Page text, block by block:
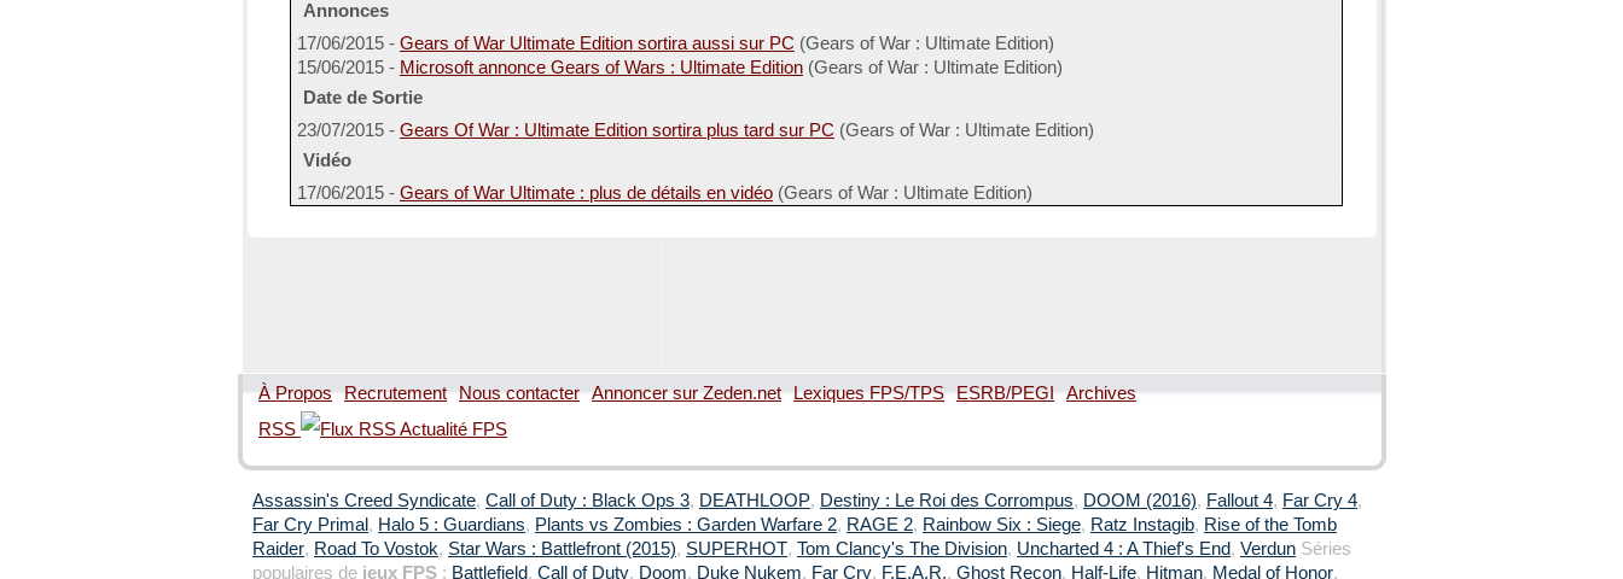
Annonces
17/06/2015 - Gears of War Ultimate Edition sortira aussi sur PC (Gears of War : Ultimate Edition)
15/06/2015 - Microsoft annonce Gears of Wars : Ultimate Edition (Gears of War : Ultimate Edition)
Date de Sortie
23/07/2015 - Gears Of War : Ultimate Edition sortira plus tard sur PC (Gears of War : Ultimate Edition)
Vidéo
17/06/2015 - Gears of War Ultimate : plus de détails en vidéo (Gears of War : Ultimate Edition)
À Propos Recrutement Nous contacter Annoncer sur Zeden.net Lexiques FPS/TPS ESRB/PEGI
Archives
RSS
Assassin's Creed Syndicate, Call of Duty : Black Ops 3, DEATHLOOP, Destiny : Le Roi des Corrompus, DOOM (2016), Fallout 4, Far Cry 4,
Far Cry Primal , Halo 5 : Guardians, Plants vs Zombies : Garden Warfare 2, RAGE 2, Rainbow Six : Siege, Ratz Instagib, Rise of the Tomb
Raider, Road To Vostok, Star Wars : Battlefront (2015), SUPERHOT, Tom Clancy's The Division, Uncharted 4 : A Thief's End, Verdun Séries
populaires de jeux FPS : Battlefield, Call of Duty, Doom, Duke Nukem, Far Cry, F.E.A.R., Ghost Recon, Half-Life, Hitman, Medal of Honor,